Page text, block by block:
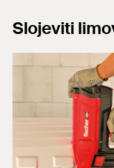
Slojeviti